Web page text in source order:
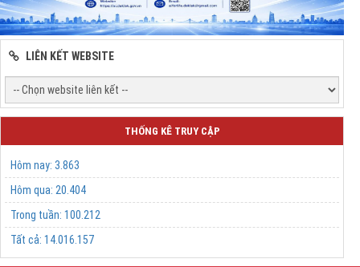
LIÊN KẾT WEBSITE
THỐNG KÊ TRUY CẬP
Hôm nay: 3.863
Hôm qua: 20.404
Trong tuần: 100.212
Tất cả: 14.016.157